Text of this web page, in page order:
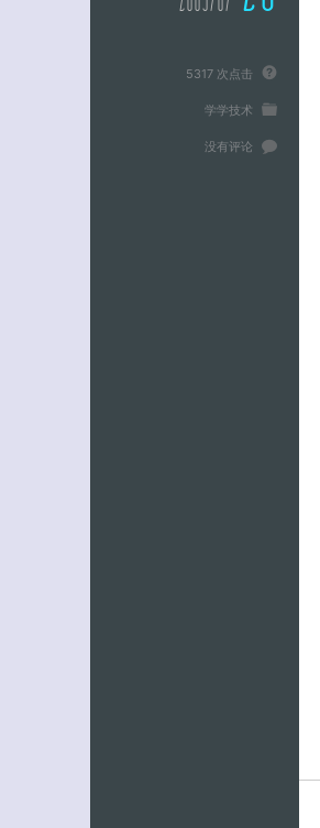
5317 次点击
学学技术
没有评论